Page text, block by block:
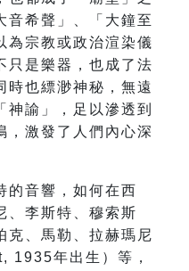
音希聲」、「大鐘至
為宗教或政治渲染儀
只是樂器，也成了法
時也縹渺神秘，無遠
神諭」，足以滲透到
，激發了人們內心深
的音響，如何在西
、李斯特、穆索斯
克、馬勒、拉赫瑪尼
1935年出生）等，